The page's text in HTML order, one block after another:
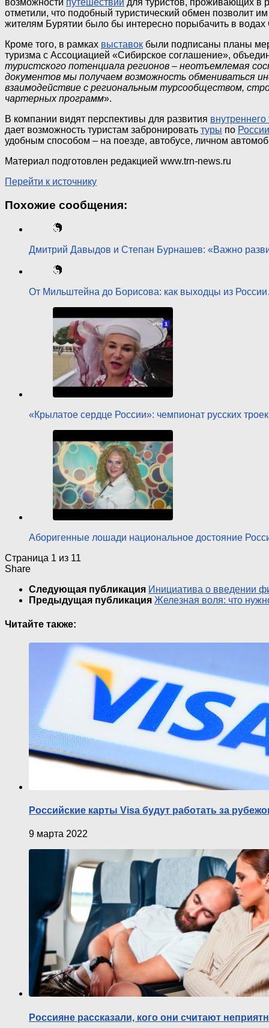
отметили, что подобный туристический обмен позволит
жителям Бурятии было бы интересно порыбачить в водах
Кроме того, в рамках выставок были подписаны планы
туризма с Ассоциацией «Сибирское соглашение»,
туристского потенциала регионов – неотъемлемая
документов мы получаем возможность обмениваться
взаимодействие с региональным турсообществом,
чартерных программ».
В компании видят перспективы для развития внутреннего
дает возможность туристам забронировать туры по России
удобным способом – на поезде, автобусе, личном
Материал подготовлен редакцией www.trn-news.ru
Перейти к источнику
Похожие сообщения:
Дмитрий Давыдов и Степан Бурнашев: «Важно
От Мильштейна до Борисова: как выходцы из
«Крылатое сердце России»: чемпионат русских
Аборигенные лошади национальное достояние
Страница 1 из 11
Share
Следующая публикация Инициатива о введении
Предыдущая публикация Железная воля: что
Читайте также:
Российские карты Visa будут работать за
9 марта 2022
Россияне рассказали, кого они считают